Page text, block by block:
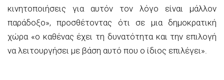
κινητοποιήσεις για αυτόν τον λόγο είναι μάλλον
παράδοξο», προσθέτοντας ότι σε μια δημοκρατική
χώρα «ο καθένας έχει τη δυνατότητα και την επιλογή
να λειτουργήσει με βάση αυτό που ο ίδιος επιλέγει».